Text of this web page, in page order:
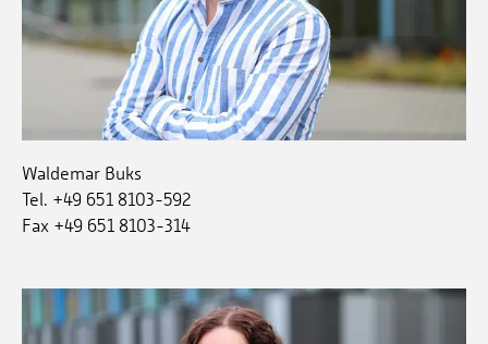
Waldemar Buks
Tel. +49 651 8103-592
Fax +49 651 8103-314